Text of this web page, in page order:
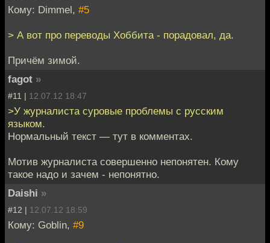
Кому: Dimmel, #5
> А вот про переводы Хоббита - порадовал, да.
Причём зимой.
fagot »
#11 | 12.07.12 18:47
>У журналиста суровые проблемы с русским
языком.
Нормальный текст — тут в комментах.
Мотив журналиста совершенно непонятен. Кому
такое надо и зачем - непонятно.
Daishi »
#12 | 12.07.12 18:59
Кому: Goblin, #9